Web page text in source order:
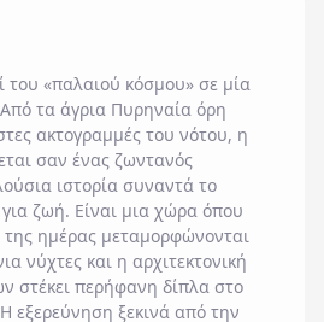
του «παλαιού κόσμου» σε μία
τα άγρια Πυρηναία όρη
ακτογραμμές του νότου, η
σαν ένας ζωντανός
ιστορία συναντά το
ζωή. Είναι μια χώρα όπου
της ημέρας μεταμορφώνονται
νύχτες και η αρχιτεκτονική
στέκει περήφανη δίπλα στο
εξερεύνηση ξεκινά από την